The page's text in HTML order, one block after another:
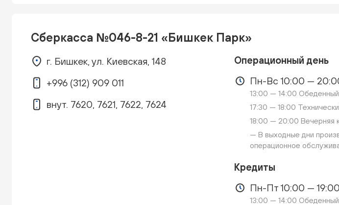
Сберкасса №046-8-21 «Бишкек Парк»
г. Бишкек, ул. Киевская, 148
+996 (312) 909 011
внут. 7620, 7621, 7622, 7624
Операционный день
Пн-Вс 10:00 —
13:00 — 14:00
17:30 — 18:00
18:00 — 20:00 Вечерняя
— В выходные дни
операционное
Кредиты
Пн-Пт 10:00 — 19:00
13:00 — 14:00